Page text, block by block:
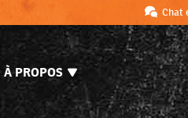
Chat
À PROPOS